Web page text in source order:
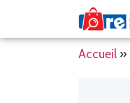
Accueil »